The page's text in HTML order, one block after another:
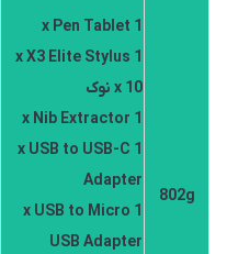
802g
1 x Pen Tablet
1 x X3 Elite Stylus
10 x نوک
1 x Nib Extractor
1 x USB to USB-C
Adapter
1 x USB to Micro
USB Adapter